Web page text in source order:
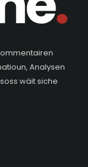
Analysen
wäit siche